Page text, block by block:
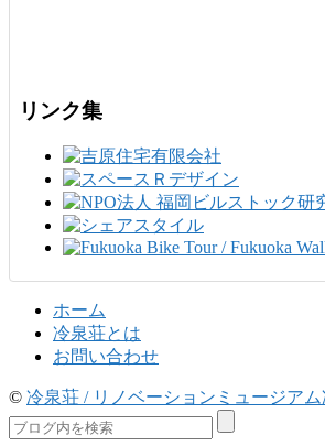
リンク集
ホーム
冷泉荘とは
お問い合わせ
© 冷泉荘 / リノベーションミュージア